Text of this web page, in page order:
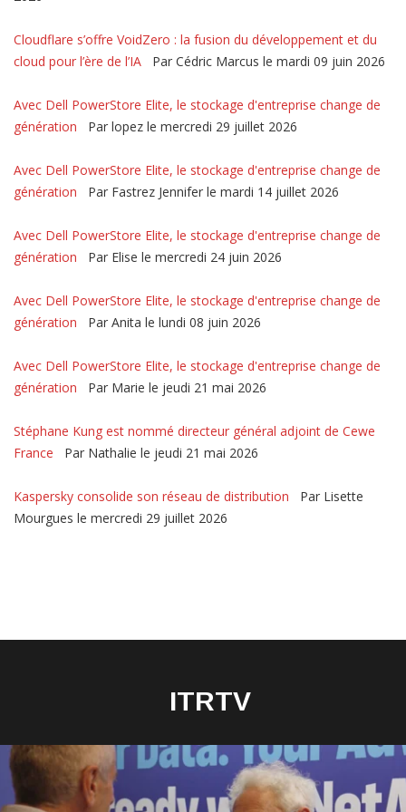
Cloudflare s’offre VoidZero : la fusion du développement et du
cloud pour l’ère de l’IA
Par Cédric Marcus le mardi 09 juin 2026
Avec Dell PowerStore Elite, le stockage d'entreprise change de
génération
Par lopez le mercredi 29 juillet 2026
Avec Dell PowerStore Elite, le stockage d'entreprise change de
génération
Par Fastrez Jennifer le mardi 14 juillet 2026
Avec Dell PowerStore Elite, le stockage d'entreprise change de
génération
Par Elise le mercredi 24 juin 2026
Avec Dell PowerStore Elite, le stockage d'entreprise change de
génération
Par Anita le lundi 08 juin 2026
Avec Dell PowerStore Elite, le stockage d'entreprise change de
génération
Par Marie le jeudi 21 mai 2026
Stéphane Kung est nommé directeur général adjoint de Cewe
France
Par Nathalie le jeudi 21 mai 2026
Kaspersky consolide son réseau de distribution
Par Lisette
Mourgues le mercredi 29 juillet 2026
ITRTV